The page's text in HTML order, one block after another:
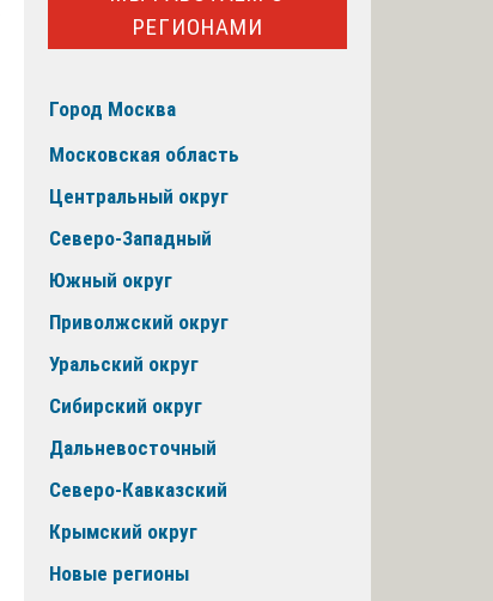
РЕГИОНАМИ
Город Москва
Московская область
Центральный округ
Северо-Западный
Южный округ
Приволжский округ
Уральский округ
Сибирский округ
Дальневосточный
Северо-Кавказский
Крымский округ
Новые регионы